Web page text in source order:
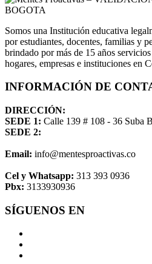
Somos una Institución educativa
por estudiantes, docentes, familias y
brindado por más de 15 años
hogares, empresas e instituciones en
INFORMACIÓN DE
DIRECCIÓN:
SEDE 1: Calle 139 # 108 - 36 Suba
SEDE 2:
Email: info@mentesproactivas.co
Cel y Whatsapp: 313 393 0936
Pbx: 3133930936
SÍGUENOS EN